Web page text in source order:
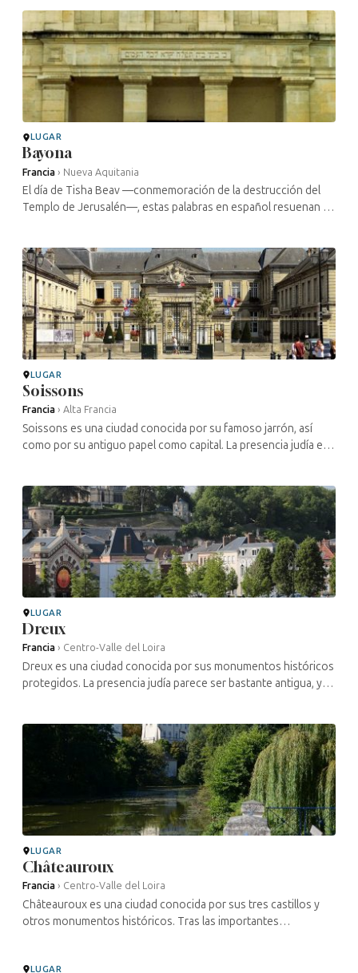
LUGAR
Bayona
Francia › Nueva Aquitania
El día de Tisha Beav —conmemoración de la destrucción del
Templo de Jerusalén—, estas palabras en español resuenan en
LUGAR
Soissons
Francia › Alta Francia
Soissons es una ciudad conocida por su famoso jarrón, así
como por su antiguo papel como capital. La presencia judía en
LUGAR
Dreux
Francia › Centro-Valle del Loira
Dreux es una ciudad conocida por sus monumentos históricos
protegidos. La presencia judía parece ser bastante antigua, ya
LUGAR
Châteauroux
Francia › Centro-Valle del Loira
Châteauroux es una ciudad conocida por sus tres castillos y
otros monumentos históricos. Tras las importantes
LUGAR